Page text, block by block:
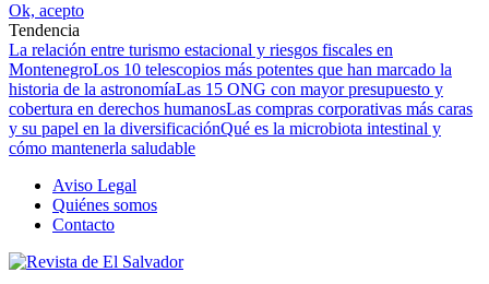
Ok, acepto
Tendencia
La relación entre turismo estacional y riesgos fiscales en
MontenegroLos 10 telescopios más potentes que han marcado la
historia de la astronomíaLas 15 ONG con mayor presupuesto y
cobertura en derechos humanosLas compras corporativas más caras
y su papel en la diversificaciónQué es la microbiota intestinal y
cómo mantenerla saludable
Aviso Legal
Quiénes somos
Contacto